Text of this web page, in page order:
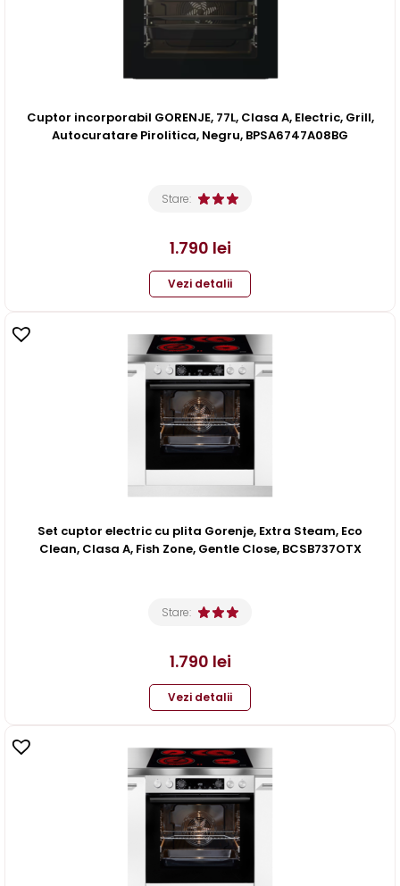
Cuptor incorporabil GORENJE, 77L, Clasa A, Electric, Grill,
Autocuratare Pirolitica, Negru, BPSA6747A08BG
Stare:
1.790 lei
Vezi detalii
Set cuptor electric cu plita Gorenje, Extra Steam, Eco
Clean, Clasa A, Fish Zone, Gentle Close, BCSB737OTX
Stare:
1.790 lei
Vezi detalii